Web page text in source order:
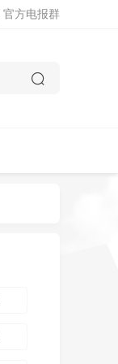
官方电报群